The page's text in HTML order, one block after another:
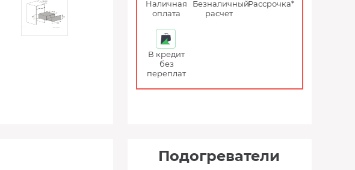
Наличная
оплата
Безналичный
расчет
Рассрочка*
В кредит
без
переплат
Подогреватели